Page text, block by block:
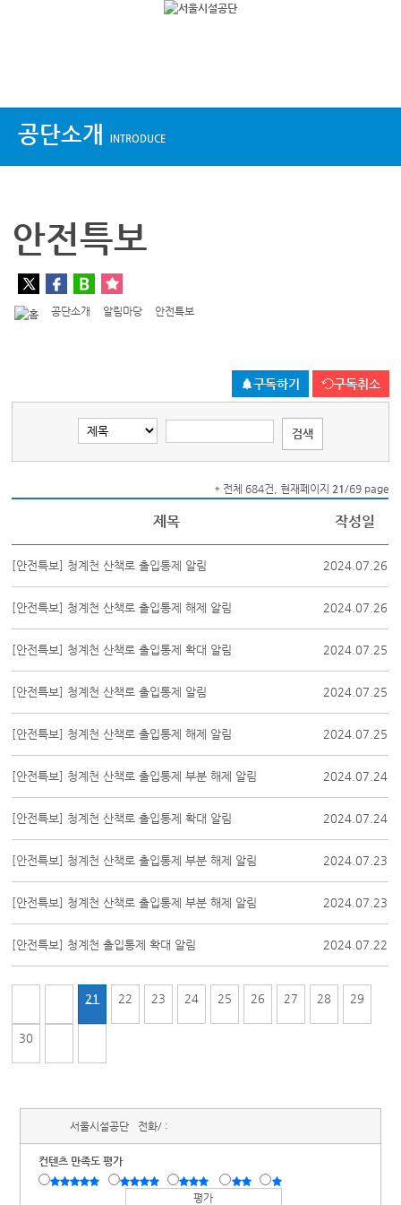
공단소개 INTRODUCE
안전특보
공단소개 알림마당 안전특보
구독하기 구독취소
* 전체 684건, 현재페이지 21/69 page
제목 작성일
[안전특보] 청계천 산책로 출입통제 알림 2024.07.26
[안전특보] 청계천 산책로 출입통제 해제 알림 2024.07.26
[안전특보] 청계천 산책로 출입통제 확대 알림 2024.07.25
[안전특보] 청계천 산책로 출입통제 알림 2024.07.25
[안전특보] 청계천 산책로 출입통제 해제 알림 2024.07.25
[안전특보] 청계천 산책로 출입통제 부분 해제 알림 2024.07.24
[안전특보] 청계천 산책로 출입통제 확대 알림 2024.07.24
[안전특보] 청계천 산책로 출입통제 부분 해제 알림 2024.07.23
[안전특보] 청계천 산책로 출입통제 부분 해제 알림 2024.07.23
[안전특보] 청계천 출입통제 확대 알림 2024.07.22
21 22 23 24 25 26 27 28 29
30
서울시설공단 전화/ :
컨텐츠 만족도 평가